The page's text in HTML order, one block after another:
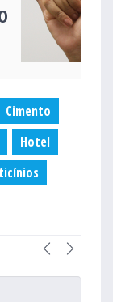
Cimento
Hotel